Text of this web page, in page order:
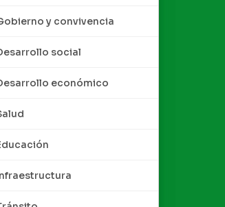
y convivencia
social
económico